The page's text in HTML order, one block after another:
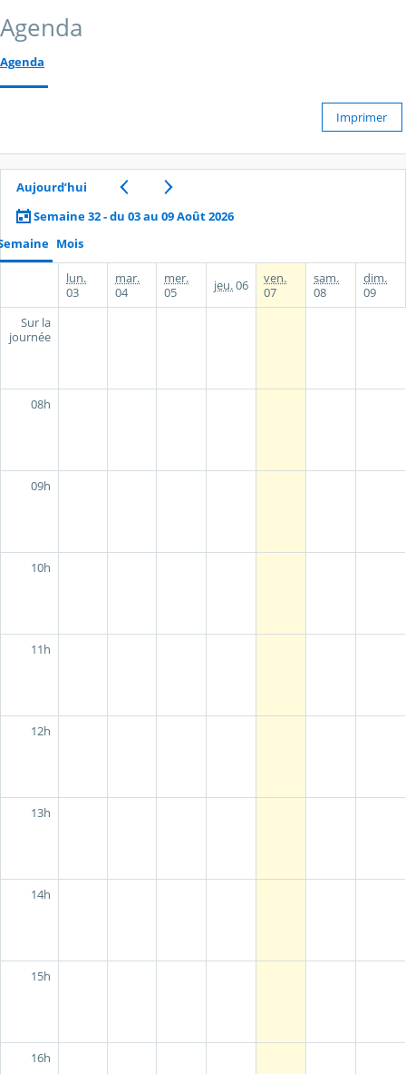
Agenda
Agenda
Imprimer
Aujourd’hui
Semaine 32 - du 03 au 09 Août 2026
Mois
lun.
03
mar.
04
mer.
05
jeu.06
ven.
07
sam.
08
dim.
09
Sur la
journée
08h
09h
10h
11h
12h
13h
14h
15h
16h